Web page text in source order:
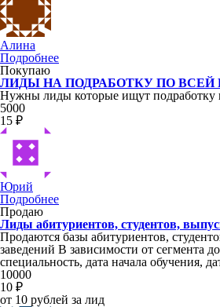
Алина
Подробнее
Покупаю
ЛИДЫ НА ПОДРАБОТКУ ПО ВСЕЙ
Нужны лиды которые ищут подработку
5000
15 ₽
Юрий
Подробнее
Продаю
Лиды абитуриентов, студентов,
Продаются базы абитуриентов,
заведений В зависимости от сегмента
специальность, дата начала обучения,
10000
10 ₽
от 10 рублей за лид